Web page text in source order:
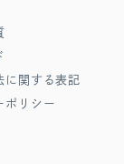
に関する表記
ポリシー